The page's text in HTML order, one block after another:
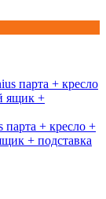
+ кресло +
+ подставка